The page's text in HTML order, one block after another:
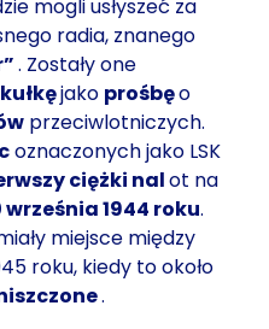
mogli usłyszeć za
radia, znanego
. Zostały one
jako prośbęo
przeciwlotniczych.
oznaczonych jako LSK
ciężki nalot na
września 1944 roku.
miejsce między
roku, kiedy to około
.